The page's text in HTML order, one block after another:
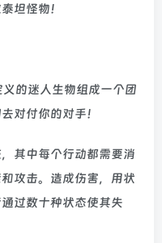
坦怪物！
的迷人生物组成一个团
对付你的对手！
其中每个行动都需要消
攻击。造成伤害，用状
过数十种状态使其失